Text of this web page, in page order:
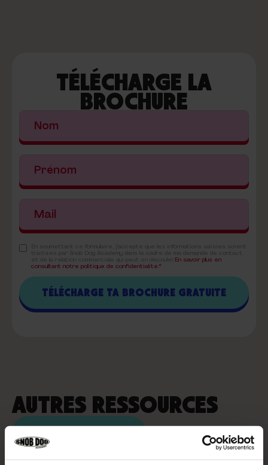
TÉLÉCHARGE LA
BROCHURE
En savoir plus en
consultant notre politique de confidentialité.*
AUTRES RESSOURCES